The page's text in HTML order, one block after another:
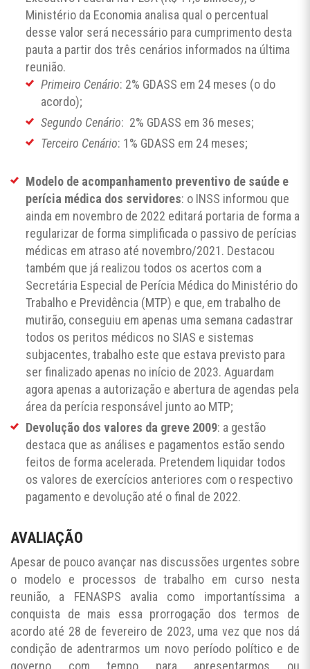
Ministério da Economia analisa qual o percentual
desse valor será necessário para cumprimento desta
pauta a partir dos três cenários informados na última
reunião.
Primeiro Cenário: 2% GDASS em 24 meses (o do
acordo);
Segundo Cenário: 2% GDASS em 36 meses;
Terceiro Cenário: 1% GDASS em 24 meses;
Modelo de acompanhamento preventivo de saúde e
perícia médica dos servidores: o INSS informou que
ainda em novembro de 2022 editará portaria de forma a
regularizar de forma simplificada o passivo de perícias
médicas em atraso até novembro/2021. Destacou
também que já realizou todos os acertos com a
Secretária Especial de Perícia Médica do Ministério do
Trabalho e Previdência (MTP) e que, em trabalho de
mutirão, conseguiu em apenas uma semana cadastrar
todos os peritos médicos no SIAS e sistemas
subjacentes, trabalho este que estava previsto para
ser finalizado apenas no início de 2023. Aguardam
agora apenas a autorização e abertura de agendas pela
área da perícia responsável junto ao MTP;
Devolução dos valores da greve 2009: a gestão
destaca que as análises e pagamentos estão sendo
feitos de forma acelerada. Pretendem liquidar todos
os valores de exercícios anteriores com o respectivo
pagamento e devolução até o final de 2022.
AVALIAÇÃO
Apesar de pouco avançar nas discussões urgentes sobre
o modelo e processos de trabalho em curso nesta
reunião, a FENASPS avalia como importantíssima a
conquista de mais essa prorrogação dos termos de
acordo até 28 de fevereiro de 2023, uma vez que nos dá
condição de adentrarmos um novo período político e de
governo com tempo para apresentarmos ou